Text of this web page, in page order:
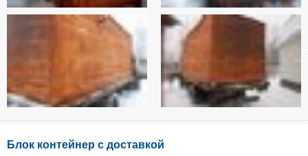
Блок контейнер с доставкой